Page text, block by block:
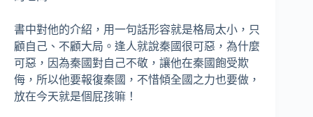
書中對他的介紹，用一句話形容就是格局太小，只
顧自己、不顧大局。逢人就說秦國很可惡，為什麼
可惡，因為秦國對自己不敬，讓他在秦國飽受欺
侮，所以他要報復秦國，不惜傾全國之力也要做，
放在今天就是個屁孩嘛！